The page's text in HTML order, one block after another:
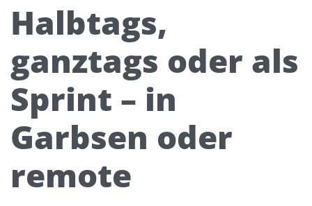
Halbtags,
ganztags oder als
Sprint – in
Garbsen oder
remote